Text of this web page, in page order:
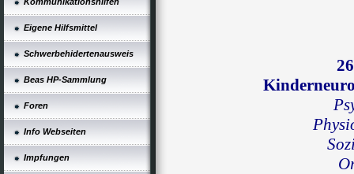
Eigene Hilfsmittel
Schwerbehidertenausweis
Beas HP-Sammlung
Foren
Info Webseiten
Impfungen